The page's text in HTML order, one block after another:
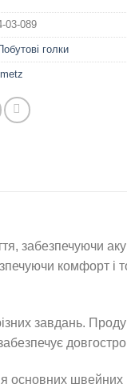
03-089
голки
комфорт і
завдань.
основних швейних